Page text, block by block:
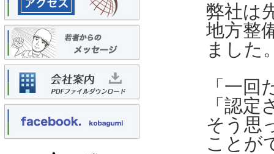
弊社は
地方整
ました
「一
「認
そう思
ことが